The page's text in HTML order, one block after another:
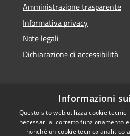
Amministrazione trasparente
Informativa privacy
Note legali
Dichiarazione di accessibilità
Accessibilità
Privacy
Informazioni
Questo sito web utilizza cookie
necessari al corretto funzionamento
nonché un cookie tecnico analitico